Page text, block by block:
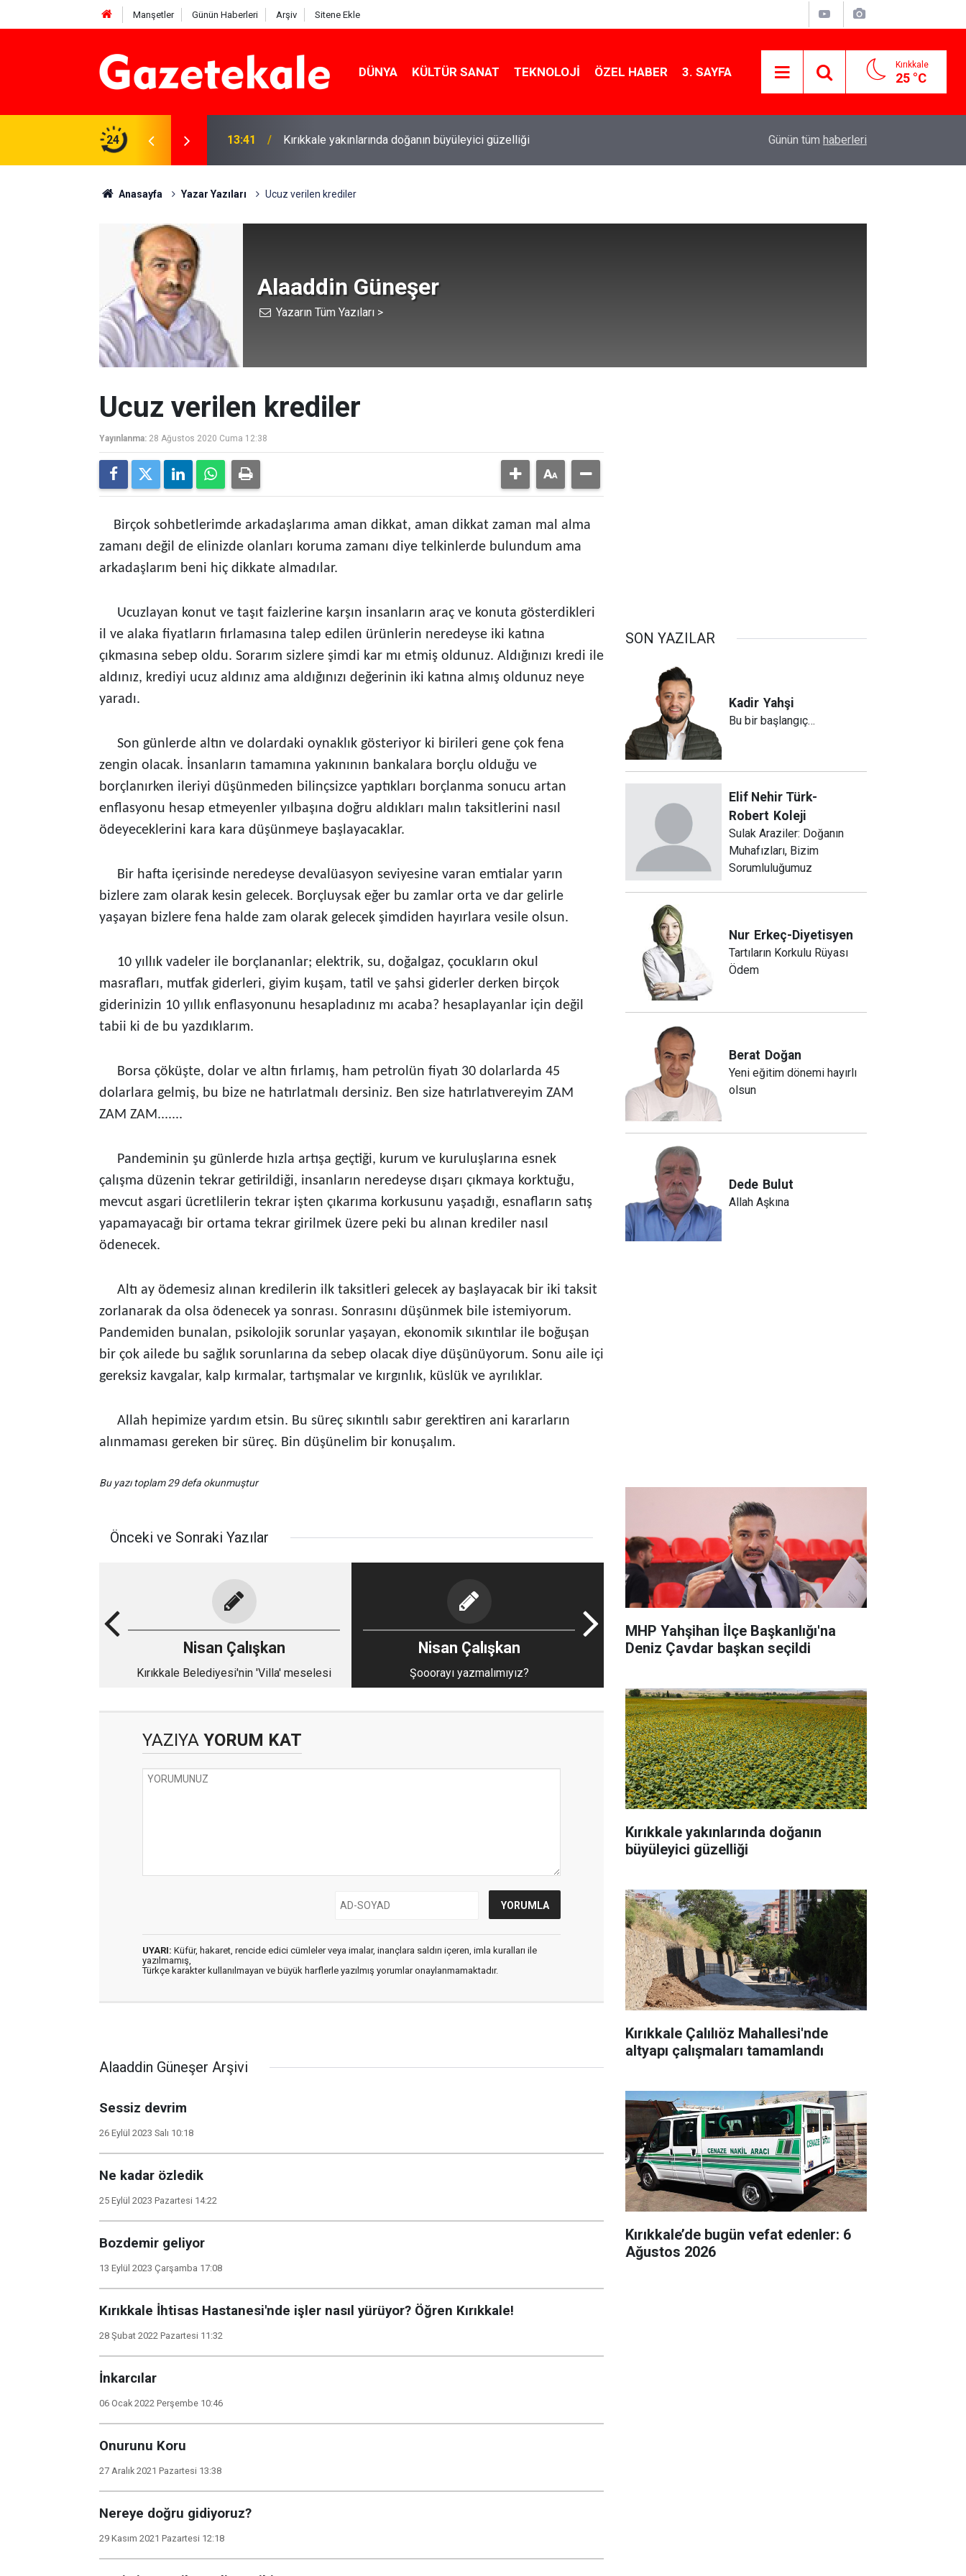
Manşetler Günün Haberleri Arşiv Sitene Ekle
DÜNYA KÜLTÜR SANAT TEKNOLOJI ÖZEL HABER 3. SAYFA Kırıkkale
25 °C
24
Çavdar başkan seçildi 13:41 Kırıkkale yakınlarında doğanın büyüleyici güzelliği Kırıkkale Çalılıöz Mahallesi'nde altyapı
Günün tüm haberleri
Anasayfa Yazar Yazıları Ucuz verilen krediler
Alaaddin Güneşer
Yazarın Tüm Yazıları >
Ucuz verilen krediler
Yayınlanma: 28 Ağustos 2020 Cuma 12:38
Birçok sohbetlerimde arkadaşlarıma aman dikkat, aman dikkat zaman mal alma
zamanı değil de elinizde olanları koruma zamanı diye telkinlerde bulundum ama
arkadaşlarım beni hiç dikkate almadılar.
Ucuzlayan konut ve taşıt faizlerine karşın insanların araç ve konuta gösterdikleri
il ve alaka fiyatların fırlamasına talep edilen ürünlerin neredeyse iki katına
çıkmasına sebep oldu. Sorarım sizlere şimdi kar mı etmiş oldunuz. Aldığınızı kredi ile
aldınız, krediyi ucuz aldınız ama aldığınızı değerinin iki katına almış oldunuz neye
yaradı.
Son günlerde altın ve dolardaki oynaklık gösteriyor ki birileri gene çok fena
zengin olacak. İnsanların tamamına yakınının bankalara borçlu olduğu ve
borçlanırken ileriyi düşünmeden bilinçsizce yaptıkları borçlanma sonucu artan
enflasyonu hesap etmeyenler yılbaşına doğru aldıkları malın taksitlerini nasıl
ödeyeceklerini kara kara düşünmeye başlayacaklar.
Bir hafta içerisinde neredeyse devalüasyon seviyesine varan emtialar yarın
bizlere zam olarak kesin gelecek. Borçluysak eğer bu zamlar orta ve dar gelirle
yaşayan bizlere fena halde zam olarak gelecek şimdiden hayırlara vesile olsun.
10 yıllık vadeler ile borçlananlar; elektrik, su, doğalgaz, çocukların okul
masrafları, mutfak giderleri, giyim kuşam, tatil ve şahsi giderler derken birçok
giderinizin 10 yıllık enflasyonunu hesapladınız mı acaba? hesaplayanlar için değil
tabii ki de bu yazdıklarım.
Borsa çöküşte, dolar ve altın fırlamış, ham petrolün fiyatı 30 dolarlarda 45
dolarlara gelmiş, bu bize ne hatırlatmalı dersiniz. Ben size hatırlatıvereyim ZAM
ZAM ZAM.......
Pandeminin şu günlerde hızla artışa geçtiği, kurum ve kuruluşlarına esnek
çalışma düzenin tekrar getirildiği, insanların neredeyse dışarı çıkmaya korktuğu,
mevcut asgari ücretlilerin tekrar işten çıkarıma korkusunu yaşadığı, esnafların satış
yapamayacağı bir ortama tekrar girilmek üzere peki bu alınan krediler nasıl
ödenecek.
Altı ay ödemesiz alınan kredilerin ilk taksitleri gelecek ay başlayacak bir iki taksit
zorlanarak da olsa ödenecek ya sonrası. Sonrasını düşünmek bile istemiyorum.
Pandemiden bunalan, psikolojik sorunlar yaşayan, ekonomik sıkıntılar ile boğuşan
bir çok ailede bu sağlık sorunlarına da sebep olacak diye düşünüyorum. Sonu aile içi
gereksiz kavgalar, kalp kırmalar, tartışmalar ve kırgınlık, küslük ve ayrılıklar.
Allah hepimize yardım etsin. Bu süreç sıkıntılı sabır gerektiren ani kararların
alınmaması gereken bir süreç. Bin düşünelim bir konuşalım.
Bu yazı toplam 29 defa okunmuştur
Önceki ve Sonraki Yazılar
Nisan Çalışkan
Kırıkkale Belediyesi'nin 'Villa' meselesi
Nisan Çalışkan
Şooorayı yazmalımıyız?
YAZIYA YORUM KAT
UYARI: Küfür, hakaret, rencide edici cümleler veya imalar, inançlara saldırı içeren, imla kuralları ile
yazılmamış,
Türkçe karakter kullanılmayan ve büyük harflerle yazılmış yorumlar onaylanmamaktadır.
Alaaddin Güneşer Arşivi
Sessiz devrim
26 Eylül 2023 Salı 10:18
Ne kadar özledik
25 Eylül 2023 Pazartesi 14:22
Bozdemir geliyor
13 Eylül 2023 Çarşamba 17:08
Kırıkkale İhtisas Hastanesi'nde işler nasıl yürüyor? Öğren Kırıkkale!
28 Şubat 2022 Pazartesi 11:32
İnkarcılar
06 Ocak 2022 Perşembe 10:46
Onurunu Koru
27 Aralık 2021 Pazartesi 13:38
Nereye doğru gidiyoruz?
29 Kasım 2021 Pazartesi 12:18
SON YAZILAR
Kadir Yahşi
Bu bir başlangıç…
Elif Nehir Türk-
Robert Koleji
Sulak Araziler: Doğanın
Muhafızları, Bizim
Sorumluluğumuz
Nur Erkeç-Diyetisyen
Tartıların Korkulu Rüyası
Ödem
Berat Doğan
Yeni eğitim dönemi hayırlı
olsun
Dede Bulut
Allah Aşkına
MHP Yahşihan İlçe Başkanlığı'na
Deniz Çavdar başkan seçildi
Kırıkkale yakınlarında doğanın
büyüleyici güzelliği
Kırıkkale Çalılıöz Mahallesi'nde
altyapı çalışmaları tamamlandı
Kırıkkale’de bugün vefat edenler: 6
Ağustos 2026